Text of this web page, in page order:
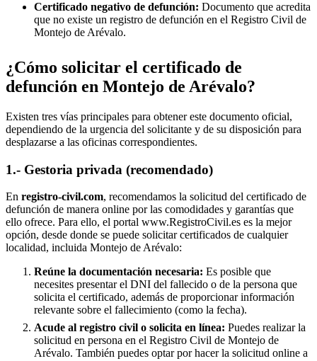
Certificado negativo de defunción: Documento que acredita
que no existe un registro de defunción en el Registro Civil de
Montejo de Arévalo.
¿Cómo solicitar el certificado de
defunción en Montejo de Arévalo?
Existen tres vías principales para obtener este documento oficial,
dependiendo de la urgencia del solicitante y de su disposición para
desplazarse a las oficinas correspondientes.
1.- Gestoria privada (recomendado)
En registro-civil.com, recomendamos la solicitud del certificado de
defunción de manera online por las comodidades y garantías que
ello ofrece. Para ello, el portal www.RegistroCivil.es es la mejor
opción, desde donde se puede solicitar certificados de cualquier
localidad, incluida Montejo de Arévalo:
Reúne la documentación necesaria: Es posible que
necesites presentar el DNI del fallecido o de la persona que
solicita el certificado, además de proporcionar información
relevante sobre el fallecimiento (como la fecha).
Acude al registro civil o solicita en línea: Puedes realizar la
solicitud en persona en el Registro Civil de Montejo de
Arévalo. También puedes optar por hacer la solicitud online a